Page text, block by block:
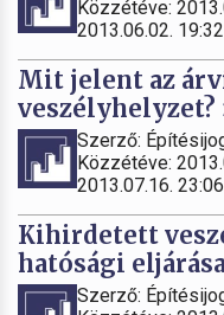
Közzétéve:
2013.06.02. 19:32
Mit jelent az
veszélyhelyzet?
Szerző:
Közzétéve:
2013.07.16. 23:06
Kihirdetett
hatósági
Szerző: